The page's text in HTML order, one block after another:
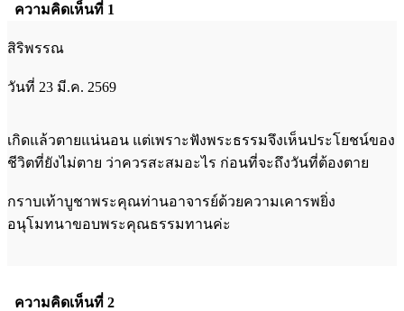
ความคิดเห็นที่ 1
สิริพรรณ
วันที่ 23 มี.ค. 2569
เกิดแล้วตายแน่นอน แต่เพราะฟังพระธรรมจึงเห็นประโยชน์ของ
ชีวิตที่ยังไม่ตาย ว่าควรสะสมอะไร ก่อนที่จะถึงวันที่ต้องตาย
กราบเท้าบูชาพระคุณท่านอาจารย์ด้วยความเคารพยิ่ง
อนุโมทนาขอบพระคุณธรรมทานค่ะ
ความคิดเห็นที่ 2